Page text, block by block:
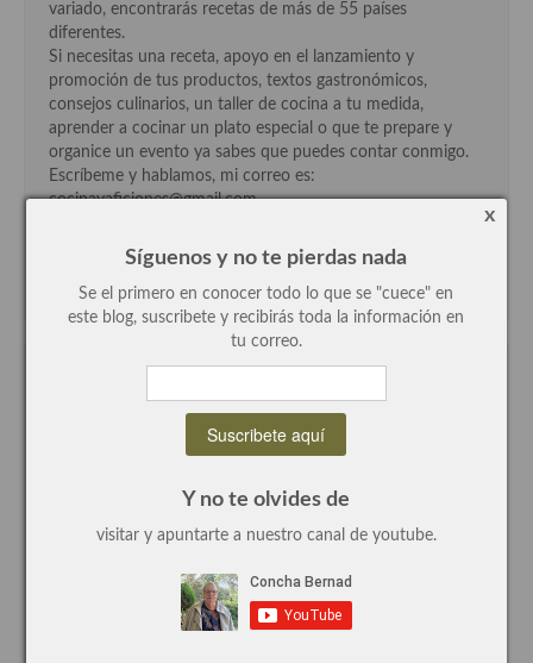
Aperitivos
Bebidas
Bocadillos, hamburguesas, sándwich, emparedados, tostas y
demás
Entrantes y primeros platos
Gazpachos, salmorejos, sopas y cremas frías
variado, encontrarás recetas de más de 55 países
diferentes.
Si necesitas una receta, apoyo en el lanzamiento y
promoción de tus productos, textos gastronómicos,
consejos culinarios, un taller de cocina a tu medida,
aprender a cocinar un plato especial o que te prepare y
organice un evento ya sabes que puedes contar conmigo.
Escríbeme y hablamos, mi correo es:
cocinayaficiones@gmail.com
x
Síguenos y no te pierdas nada
Se el primero en conocer todo lo que se "cuece" en
este blog, suscribete y recibirás toda la información en
tu correo.
Y no te olvides de
visitar y apuntarte a nuestro canal de youtube.